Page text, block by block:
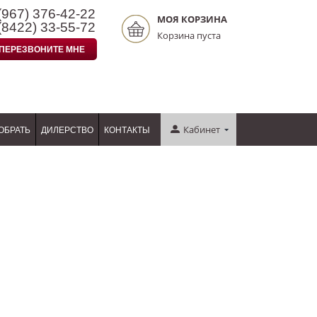
376-42-22
33-55-72
МНЕ
МОЯ КОРЗИНА
Корзина пуста
ДИЛЕРСТВО КОНТАКТЫ Кабинет